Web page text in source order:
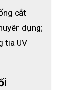
cắt
dụng;
tia UV